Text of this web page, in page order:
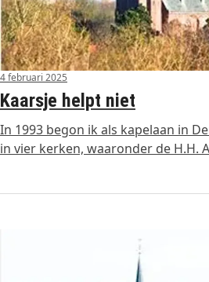
4 februari 2025
Kaarsje helpt niet
In 1993 begon ik als kapelaan in
in vier kerken, waaronder de H.H.